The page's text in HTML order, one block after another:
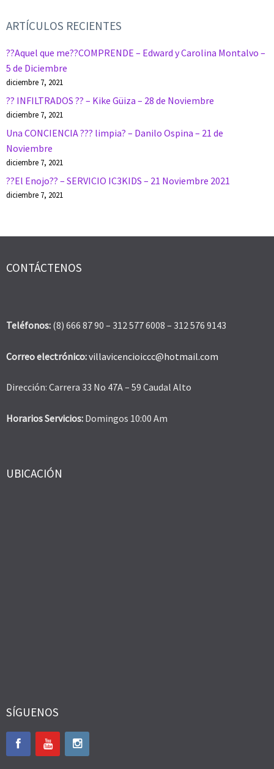
ARTÍCULOS RECIENTES
??Aquel que me??COMPRENDE – Edward y Carolina Montalvo –
5 de Diciembre
diciembre 7, 2021
?? INFILTRADOS ?? – Kike Güiza – 28 de Noviembre
diciembre 7, 2021
Una CONCIENCIA ??? limpia? – Danilo Ospina – 21 de
Noviembre
diciembre 7, 2021
??El Enojo?? – SERVICIO IC3KIDS – 21 Noviembre 2021
diciembre 7, 2021
CONTÁCTENOS
Teléfonos: (8) 666 87 90 – 312 577 6008 – 312 576 9143
Correo electrónico:villavicencioiccc@hotmail.com
Dirección: Carrera 33 No 47A – 59 Caudal Alto
Horarios Servicios: Domingos 10:00 Am
UBICACIÓN
SÍGUENOS